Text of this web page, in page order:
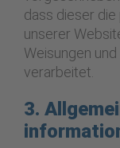
dass dieser
unserer
Weisungen
verarbeitet.
3.